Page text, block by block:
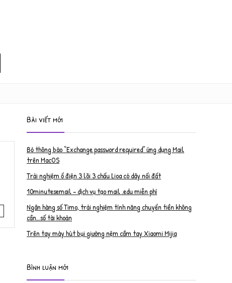
Bài viết mới
Bỏ thông báo “Exchange password required” ứng dụng Mail
trên MacOS
Trải nghiệm ổ điện 3 lõi 3 chấu Lioa có dây nối đất
10minutesemail – dịch vụ tạo mail .edu miễn phí
Ngân hàng số Timo, trải nghiệm tính năng chuyển tiền không
cần…số tài khoản
Trên tay máy hút bụi giường nệm cầm tay Xiaomi Mijia
Bình luận mới